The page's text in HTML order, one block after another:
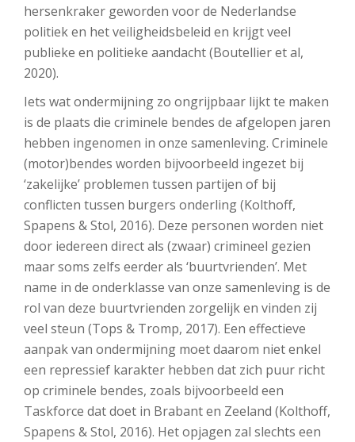
hersenkraker geworden voor de Nederlandse
politiek en het veiligheidsbeleid en krijgt veel
publieke en politieke aandacht (Boutellier et al,
2020).
Iets wat ondermijning zo ongrijpbaar lijkt te maken
is de plaats die criminele bendes de afgelopen jaren
hebben ingenomen in onze samenleving. Criminele
(motor)bendes worden bijvoorbeeld ingezet bij
‘zakelijke’ problemen tussen partijen of bij
conflicten tussen burgers onderling (Kolthoff,
Spapens & Stol, 2016). Deze personen worden niet
door iedereen direct als (zwaar) crimineel gezien
maar soms zelfs eerder als ‘buurtvrienden’. Met
name in de onderklasse van onze samenleving is de
rol van deze buurtvrienden zorgelijk en vinden zij
veel steun (Tops & Tromp, 2017). Een effectieve
aanpak van ondermijning moet daarom niet enkel
een repressief karakter hebben dat zich puur richt
op criminele bendes, zoals bijvoorbeeld een
Taskforce dat doet in Brabant en Zeeland (Kolthoff,
Spapens & Stol, 2016). Het opjagen zal slechts een